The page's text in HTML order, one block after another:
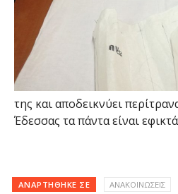
της και αποδεικνύει
Έδεσσας τα πάντα είναι εφικτά
ΑΝΑΡΤΉΘΗΚΕ ΣΕ ΑΝΑΚΟΙΝΩΣΕΙΣ